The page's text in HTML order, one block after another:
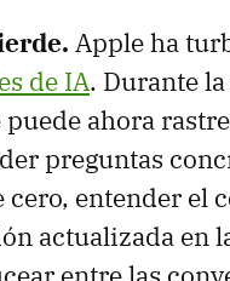
. Apple ha
de IA. Durante
ahora
preguntas
entender el
actualizada en